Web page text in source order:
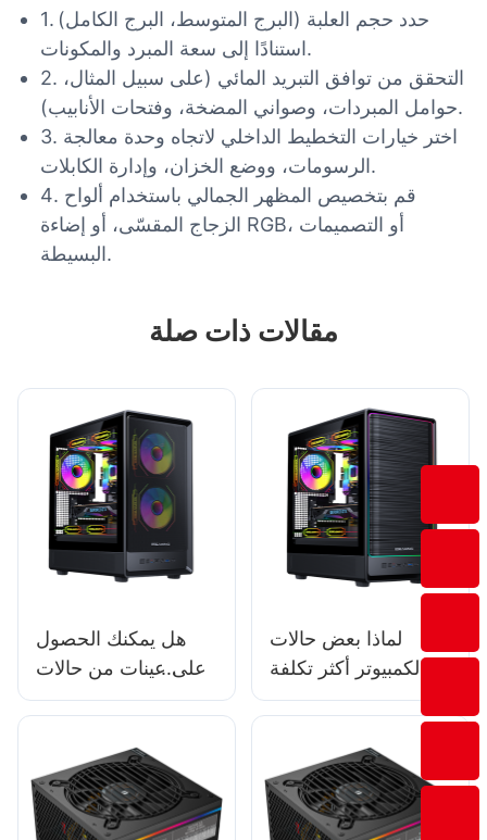
1. حدد حجم العلبة (البرج المتوسط، البرج الكامل)
استنادًا إلى سعة المبرد والمكونات.
2. التحقق من توافق التبريد المائي (على سبيل المثال،
حوامل المبردات، وصواني المضخة، وفتحات الأنابيب).
3. اختر خيارات التخطيط الداخلي لاتجاه وحدة معالجة
الرسومات، ووضع الخزان، وإدارة الكابلات.
4. قم بتخصيص المظهر الجمالي باستخدام ألواح
الزجاج المقسّى، أو إضاءة RGB، أو التصميمات
البسيطة.
مقالات ذات صلة
هل يمكنك الحصول
على عينات من حالات
الكمبيوتر المصممة
لماذا بعض حالات
الكمبيوتر أكثر تكلفة
في السوق؟